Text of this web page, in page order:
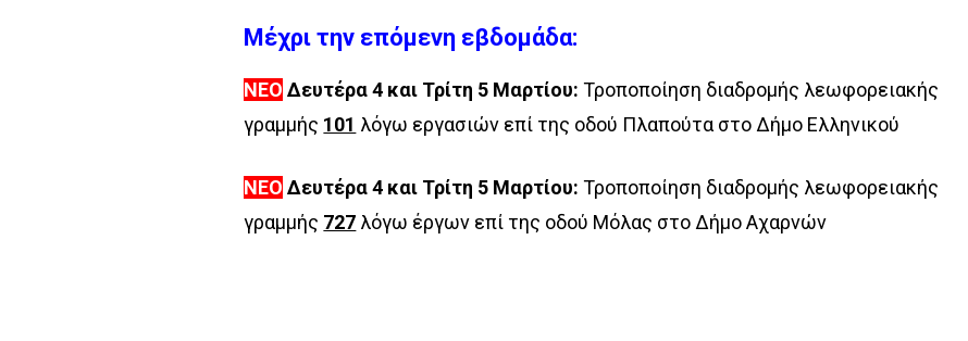
Μέχρι την επόμενη εβδομάδα:
ΝΕΟ Δευτέρα 4 και Τρίτη 5 Μαρτίου: Τροποποίηση διαδρομής λεωφορειακής
γραμμής 101 λόγω εργασιών επί της οδού Πλαπούτα στο Δήμο Ελληνικού
ΝΕΟ Δευτέρα 4 και Τρίτη 5 Μαρτίου: Τροποποίηση διαδρομής λεωφορειακής
γραμμής 727 λόγω έργων επί της οδού Μόλας στο Δήμο Αχαρνών